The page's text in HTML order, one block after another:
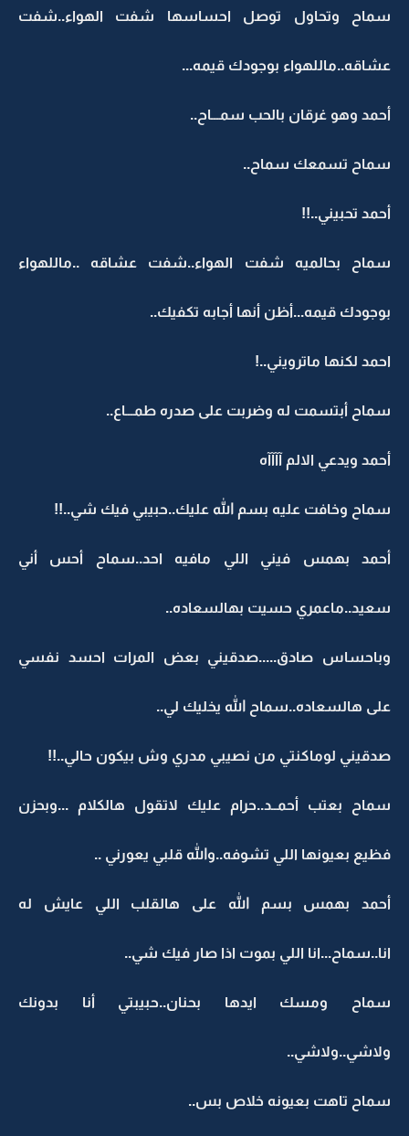
سماح وتحاول توصل احساسها شفت الهواء..شفت
عشاقه..ماللهواء بوجودك قيمه...
أحمد وهو غرقان بالحب سمـــاح..
سماح تسمعك سماح..
أحمد تحبيني..!!
سماح بحالميه شفت الهواء..شفت عشاقه ..ماللهواء
بوجودك قيمه...أظن أنها أجابه تكفيك..
احمد لكنها ماترويني..!
سماح أبتسمت له وضربت على صدره طمـــاع..
أحمد ويدعي الالم آآآآه
سماح وخافت عليه بسم الله عليك..حبيبي فيك شي..!!
أحمد بهمس فيني اللي مافيه احد..سماح أحس أني
سعيد..ماعمري حسيت بهالسعاده..
وباحساس صادق.....صدقيني بعض المرات احسد نفسي
على هالسعاده..سماح الله يخليك لي..
صدقيني لوماكنتي من نصيبي مدري وش بيكون حالي..!!
سماح بعتب أحمــد..حرام عليك لاتقول هالكلام ...وبحزن
فظيع بعيونها اللي تشوفه..والله قلبي يعورني ..
أحمد بهمس بسم الله على هالقلب اللي عايش له
انا..سماح...انا اللي بموت اذا صار فيك شي..
سماح ومسك ايدها بحنان..حبيبتي أنا بدونك
ولاشي..ولاشي..
سماح تاهت بعيونه خلاص بس..